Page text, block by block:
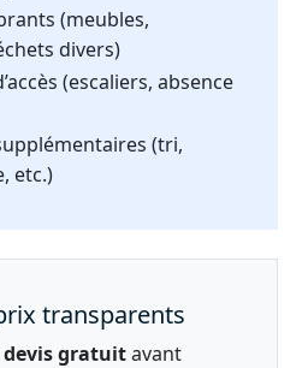
(meubles,
divers)
(escaliers, absence
(tri,
etc.)
transparents
devis gratuitavant